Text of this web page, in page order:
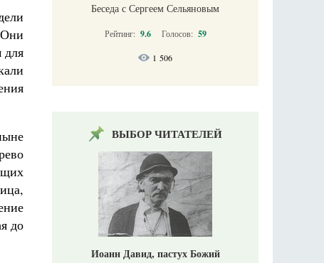
для
до
Беседа с Сергеем Сельяновым
Рейтинг: 9.6 Голосов: 59
1 506
ВЫБОР ЧИТАТЕЛЕЙ
Иоанн Давид, пастух Божий